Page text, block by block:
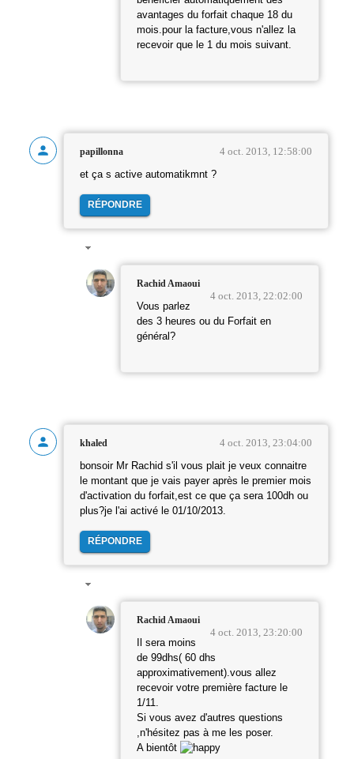
avantages du forfait chaque 18 du
mois.pour la facture,vous n'allez la
recevoir que le 1 du mois suivant.
papillonna 4 oct. 2013, 12:58:00
et ça s active automatikmnt ?
RÉPONDRE
Rachid Amaoui
4 oct. 2013, 22:02:00
Vous parlez
des 3 heures ou du Forfait en
général?
khaled 4 oct. 2013, 23:04:00
bonsoir Mr Rachid s'il vous plait je veux connaitre
le montant que je vais payer après le premier mois
d'activation du forfait,est ce que ça sera 100dh ou
plus?je l'ai activé le 01/10/2013.
RÉPONDRE
Rachid Amaoui
4 oct. 2013, 23:20:00
Il sera moins
de 99dhs( 60 dhs
approximativement).vous allez
recevoir votre première facture le
1/11.
Si vous avez d'autres questions
,n'hésitez pas à me les poser.
A bientôt